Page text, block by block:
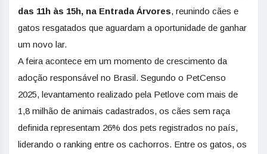
das 11h às 15h, na Entrada Árvores, reunindo cães e
gatos resgatados que aguardam a oportunidade de ganhar
um novo lar.
A feira acontece em um momento de crescimento da
adoção responsável no Brasil. Segundo o PetCenso
2025, levantamento realizado pela Petlove com mais de
1,8 milhão de animais cadastrados, os cães sem raça
definida representam 26% dos pets registrados no país,
liderando o ranking entre os cachorros. Entre os gatos, os